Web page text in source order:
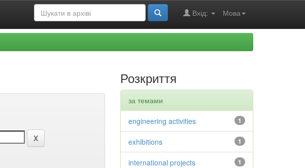
Мова
Вхід:
Розкриття
за темами
1
engineering activities
1
exhibitions
1
international projects